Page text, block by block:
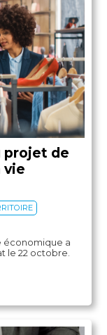
projet de
vie
économique a
le 22 octobre.